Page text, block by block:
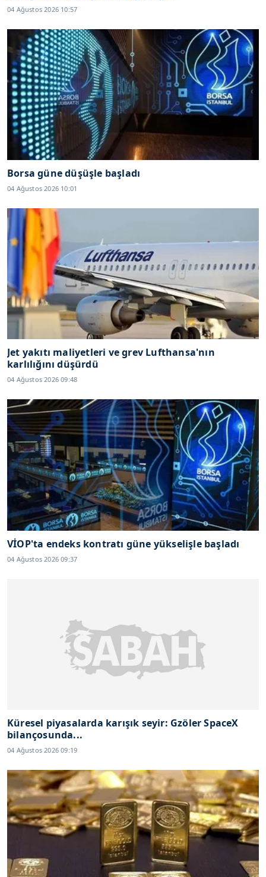
04 Ağustos 2026 10:57
Borsa güne düşüşle başladı
04 Ağustos 2026 10:01
Jet yakıtı maliyetleri ve grev Lufthansa'nın
karlılığını düşürdü
04 Ağustos 2026 09:48
VİOP'ta endeks kontratı güne yükselişle başladı
04 Ağustos 2026 09:37
Küresel piyasalarda karışık seyir: Gzöler SpaceX
bilançosunda...
04 Ağustos 2026 09:19